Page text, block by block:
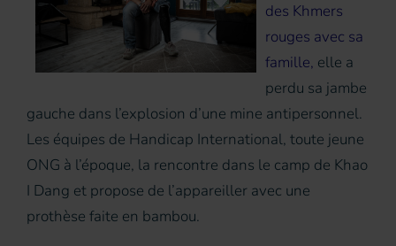
des Khmers
rouges avec sa
famille, elle a
perdu sa jambe
gauche dans l’explosion d’une mine antipersonnel.
Les équipes de Handicap International, toute jeune
ONG à l’époque, la rencontre dans le camp de Khao
I Dang et propose de l’appareiller avec une
prothèse faite en bambou.